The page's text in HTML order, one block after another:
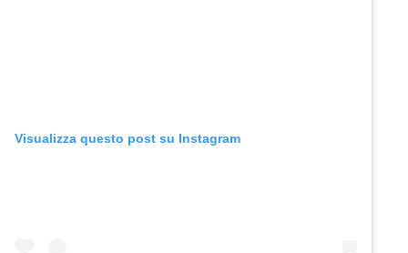
Visualizza questo post su Instagram